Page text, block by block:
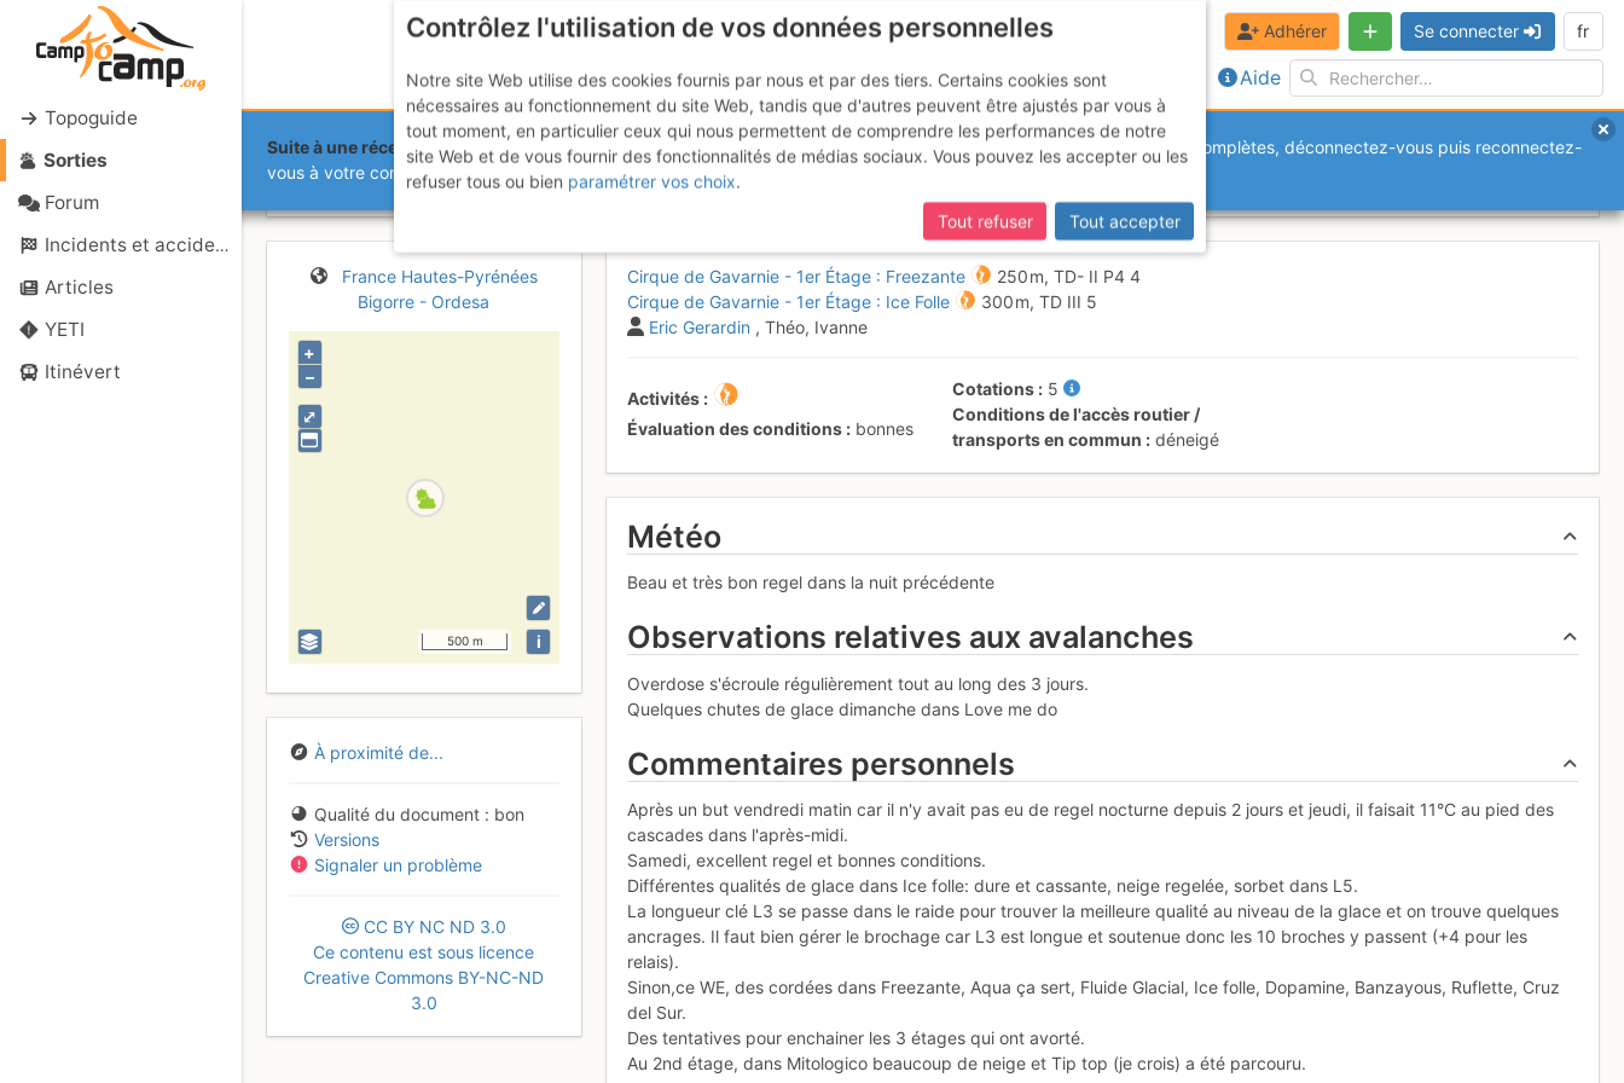
Topoguide
Sorties
Forum
Incidents et accidents
Articles
YETI
Itinévert
Aide
Adhérer Se connecter fr
Suite à une récente et importante mise à jour du site,si certaines pages ne sont plus accessibles, manquantes ou incomplètes, déconnectez-vous puis reconnectez-
vous à votre compte sur le site.
Cirque de Gavarnie - Ice folle et conditions 1er étage
France Hautes-Pyrénées
Bigorre - Ordesa
⤢
+
–
500 m i
À proximité de...
Qualité du document
bon
Versions
Signaler un problème
CC BY NC ND 3.0
Ce contenu est sous licence
Creative Commons BY-NC-ND
3.0
Cirque de Gavarnie - 1er Étage : Freezante 250 m, TD- II P4 4
Cirque de Gavarnie - 1er Étage : Ice Folle
300 m, TD III 5
Eric Gerardin , Théo, Ivanne
Activités
Évaluation des conditions
bonnes
Cotations
5
Conditions de l'accès routier /
transports en commun
déneigé
Météo
Beau et très bon regel dans la nuit précédente
Observations relatives aux avalanches
Overdose s'écroule régulièrement tout au long des 3 jours.
Quelques chutes de glace dimanche dans Love me do
Commentaires personnels
Après un but vendredi matin car il n'y avait pas eu de regel nocturne depuis 2 jours et jeudi, il faisait 11°C au pied des
cascades dans l'après-midi.
Samedi, excellent regel et bonnes conditions.
Différentes qualités de glace dans Ice folle: dure et cassante, neige regelée, sorbet dans L5.
La longueur clé L3 se passe dans le raide pour trouver la meilleure qualité au niveau de la glace et on trouve quelques
ancrages. Il faut bien gérer le brochage car L3 est longue et soutenue donc les 10 broches y passent (+4 pour les
relais).
Sinon,ce WE, des cordées dans Freezante, Aqua ça sert, Fluide Glacial, Ice folle, Dopamine, Banzayous, Ruflette, Cruz
del Sur.
Des tentatives pour enchainer les 3 étages qui ont avorté.
Au 2nd étage, dans Mitologico beaucoup de neige et Tip top (je crois) a été parcouru.
Contrôlez l'utilisation de vos données personnelles
Notre site Web utilise des cookies fournis par nous et par des tiers. Certains cookies sont
nécessaires au fonctionnement du site Web, tandis que d'autres peuvent être ajustés par vous à
tout moment, en particulier ceux qui nous permettent de comprendre les performances de notre
site Web et de vous fournir des fonctionnalités de médias sociaux. Vous pouvez les accepter ou les
refuser tous ou bien paramétrer vos choix.
Tout refuser
Tout accepter